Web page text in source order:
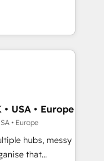
125+
certified
& French.
ready to
We specialize
and
NetSuite,
Wix,
fragmented
HubSpot
operations and
custom
- Custom
USA • Europe
• Europe
hubs, messy